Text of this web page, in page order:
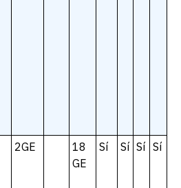
2GE
18
GE
Sí Sí Sí Sí